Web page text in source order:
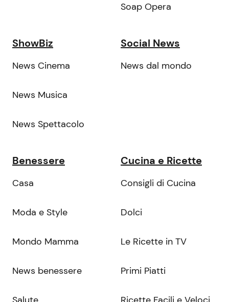
Soap Opera
ShowBiz
News Cinema
News Musica
News Spettacolo
Social News
News dal mondo
Benessere
Casa
Moda e Style
Mondo Mamma
News benessere
Cucina e Ricette
Consigli di Cucina
Dolci
Le Ricette in TV
Primi Piatti